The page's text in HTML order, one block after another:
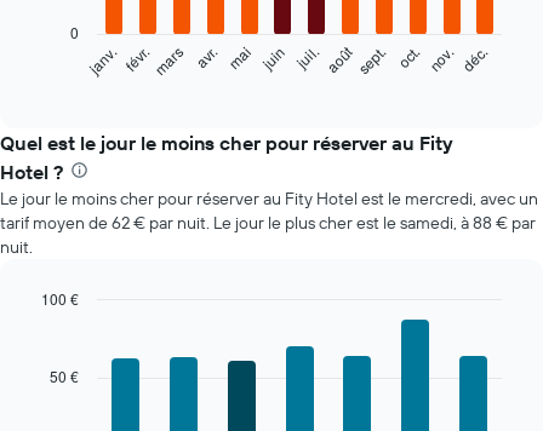
graphique
indique
le
prix
moyen
d'une
chambre
mois
graphique,
janv. févr.mars avr. mai juin juil. août sept. oct. nov. déc.
0
Quel est le jour le moins cher pour réserver au Fity
Hotel ?
Le jour le moins cher pour réserver au Fity Hotel est le mercredi, avec un
tarif moyen de 62 € par nuit. Le jour le plus cher est le samedi, à 88 € par
nuit.
50 €
100 €